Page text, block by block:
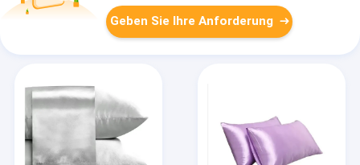
Geben Sie Ihre Anforderung